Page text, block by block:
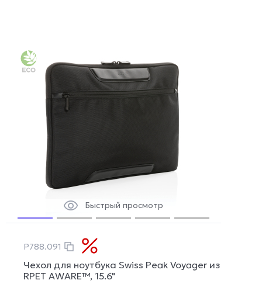
Быстрый просмотр
P788.091
Чехол для ноутбука Swiss Peak Voyager из
RPET AWARE™, 15.6"